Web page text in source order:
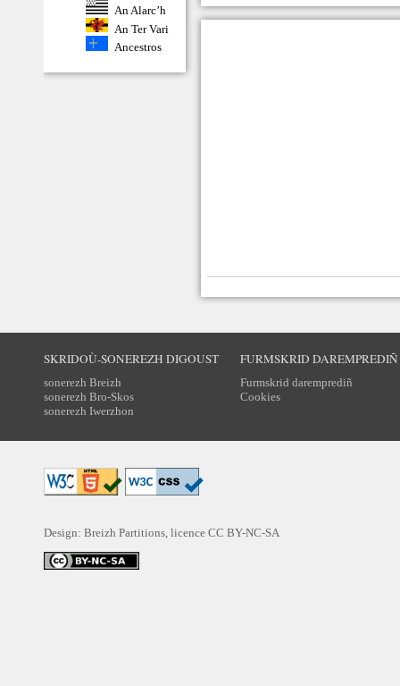
An Alarc’h
An Ter Vari
Ancestros
SKRIDOÙ-SONEREZH DIGOUST
sonerezh Breizh
sonerezh Bro-Skos
sonerezh Iwerzhon
FURMSKRID DAREMPREDIÑ
Furmskrid daremprediñ
Cookies
Design: Breizh Partitions, licence CC BY-NC-SA